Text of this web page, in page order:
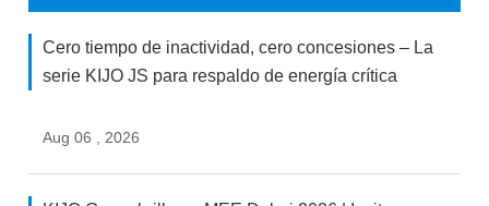
Cero tiempo de inactividad, cero concesiones – La
serie KIJO JS para respaldo de energía crítica
Aug 06 , 2026